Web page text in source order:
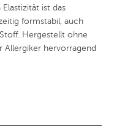
ist das
formstabil, auch
Hergestellt ohne
Allergiker hervorragend